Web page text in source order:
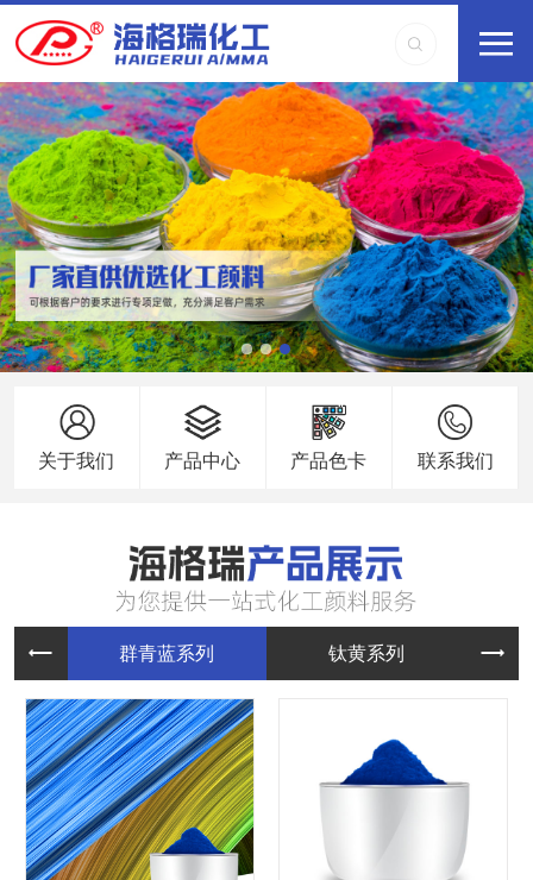
关于我们 产品中心 产品色卡 联系我们
群青蓝系 钛黄系列